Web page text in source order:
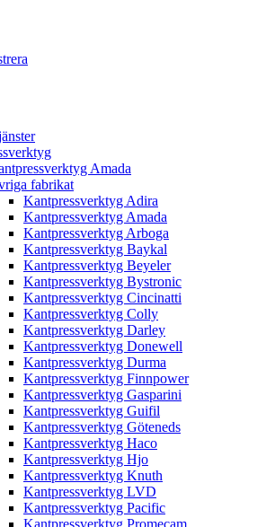
Amada
fabrikat
Kantpressverktyg Adira
Kantpressverktyg Amada
Kantpressverktyg Arboga
Kantpressverktyg Baykal
Kantpressverktyg Beyeler
Kantpressverktyg Bystronic
Kantpressverktyg Cincinatti
Kantpressverktyg Colly
Kantpressverktyg Darley
Kantpressverktyg Donewell
Kantpressverktyg Durma
Kantpressverktyg Finnpower
Kantpressverktyg Gasparini
Kantpressverktyg Guifil
Kantpressverktyg Göteneds
Kantpressverktyg Haco
Kantpressverktyg Hjo
Kantpressverktyg Knuth
Kantpressverktyg LVD
Kantpressverktyg Pacific
Kantpressverktyg Promecam